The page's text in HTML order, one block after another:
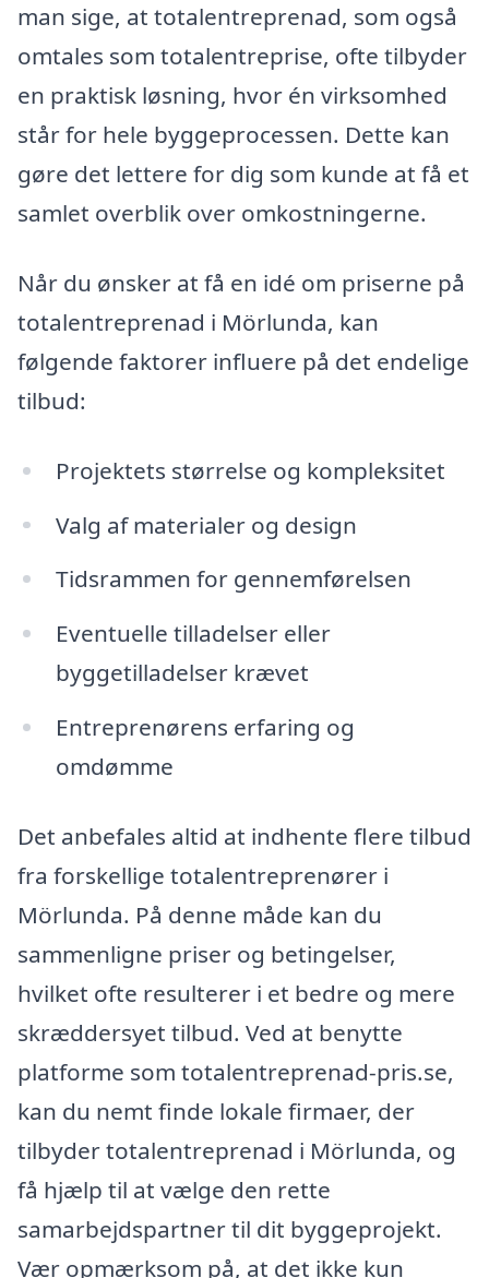
man sige, at totalentreprenad, som også
omtales som totalentreprise, ofte tilbyder
en praktisk løsning, hvor én virksomhed
står for hele byggeprocessen. Dette kan
gøre det lettere for dig som kunde at få et
samlet overblik over omkostningerne.
Når du ønsker at få en idé om priserne på
totalentreprenad i Mörlunda, kan
følgende faktorer influere på det endelige
tilbud:
Projektets størrelse og kompleksitet
Valg af materialer og design
Tidsrammen for gennemførelsen
Eventuelle tilladelser eller
byggetilladelser krævet
Entreprenørens erfaring og
omdømme
Det anbefales altid at indhente flere tilbud
fra forskellige totalentreprenører i
Mörlunda. På denne måde kan du
sammenligne priser og betingelser,
hvilket ofte resulterer i et bedre og mere
skræddersyet tilbud. Ved at benytte
platforme som totalentreprenad-pris.se,
kan du nemt finde lokale firmaer, der
tilbyder totalentreprenad i Mörlunda, og
få hjælp til at vælge den rette
samarbejdspartner til dit byggeprojekt.
Vær opmærksom på, at det ikke kun